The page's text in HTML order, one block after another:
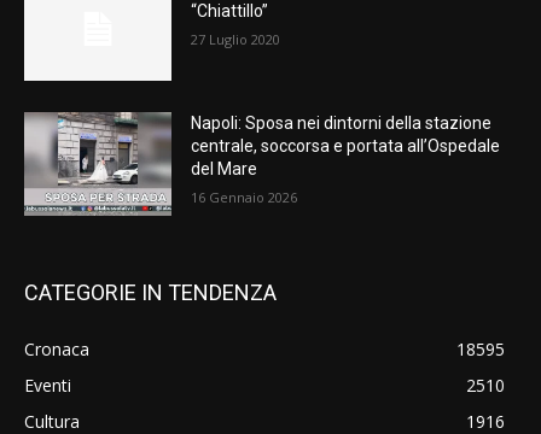
“Chiattillo”
27 Luglio 2020
Napoli: Sposa nei dintorni della stazione
centrale, soccorsa e portata all’Ospedale
del Mare
16 Gennaio 2026
CATEGORIE IN TENDENZA
Cronaca
18595
Eventi
2510
Cultura
1916